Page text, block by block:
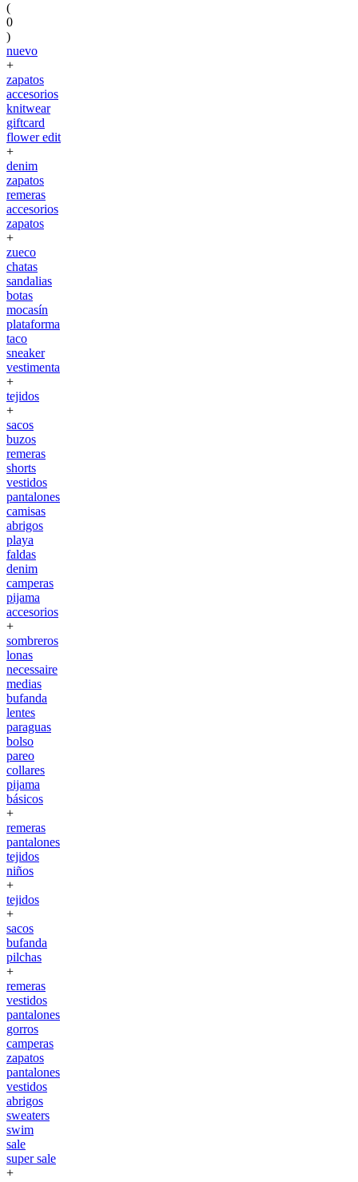
(
0
)
nuevo
+
zapatos
accesorios
knitwear
giftcard
flower edit
+
denim
zapatos
remeras
accesorios
zapatos
+
zueco
chatas
sandalias
botas
mocasín
plataforma
taco
sneaker
vestimenta
+
tejidos
+
sacos
buzos
remeras
shorts
vestidos
pantalones
camisas
abrigos
playa
faldas
denim
camperas
pijama
accesorios
+
sombreros
lonas
necessaire
medias
bufanda
lentes
paraguas
bolso
pareo
collares
pijama
básicos
+
remeras
pantalones
tejidos
niños
+
tejidos
+
sacos
bufanda
pilchas
+
remeras
vestidos
pantalones
gorros
camperas
zapatos
pantalones
vestidos
abrigos
sweaters
swim
sale
super sale
+